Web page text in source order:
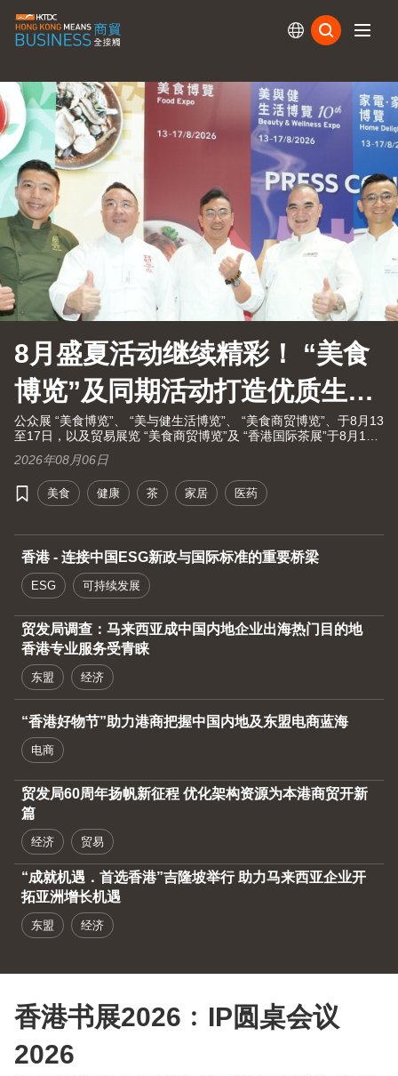
8月盛夏活动继续精彩！ “美食
博览”及同期活动打造优质生活
大健康之旅！
公众展 “美食博览”、 “美与健生活博览”、 “美食商贸博览”、于8月13
至17日，以及贸易展览 “美食商贸博览”及 “香港国际茶展”于8月13
人士及持票公众进场。由现代化中医药国际协会联同香港贸发局及
十大科研机构携手举办的国际现代化中医药及健康产品会议（中医
药会议）亦于8月13至15日举行。
2026年08月06日
美食 健康 茶 家居 医药
香港 - 连接中国ESG新政与国际标准的重要桥梁
ESG 可持续发展
贸发局调查：马来西亚成中国内地企业出海热门目的地
香港专业服务受青睐
东盟 经济
“香港好物节”助力港商把握中国内地及东盟电商蓝海
电商
贸发局60周年扬帆新征程 优化架构资源为本港商贸开新
篇
经济 贸易
“成就机遇．首选香港”吉隆坡举行 助力马来西亚企业开
拓亚洲增长机遇
东盟 经济
香港书展2026﹕IP圆桌会议
2026